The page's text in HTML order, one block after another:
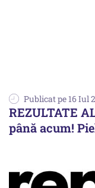
Publicat pe 16 Iul
REZULTATE
până acum!